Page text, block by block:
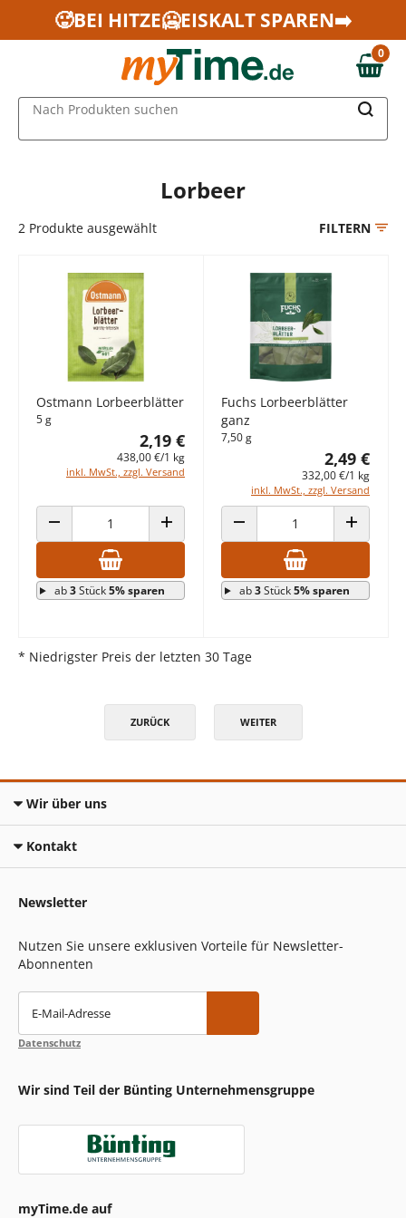
Zum Hauptinhalt springen
Zur Navigation springen
Zur Suche springen
🥵BEI HITZE🥶EISKALT SPAREN➡️
0,00 €
0
Nach Produkten suchen
Lorbeer
2 Produkte ausgewählt FILTERN
Ostmann Lorbeerblätter
5 g
2,19 €
438,00 €/1 kg
inkl. MwSt., zzgl. Versand
ANZAHL VERRINGERN ANZAHL ERHÖHEN
ab3Stück5% sparen
Fuchs Lorbeerblätter
ganz
7,50 g
2,49 €
332,00 €/1 kg
inkl. MwSt., zzgl. Versand
ANZAHL VERRINGERN ANZAHL
ab3Stück5% sparen
* Niedrigster Preis der letzten 30 Tage
ZURÜCK WEITER
Wir über uns
Kontakt
Newsletter
Nutzen Sie unsere exklusiven Vorteile für Newsletter-
Abonnenten
E-Mail-Adresse
Datenschutz
Wir sind Teil der Bünting Unternehmensgruppe
myTime.de auf